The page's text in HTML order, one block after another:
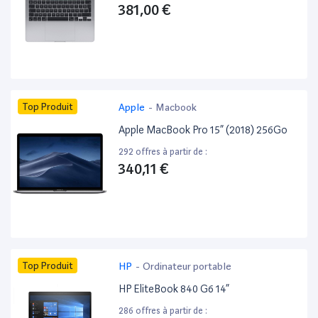
381,00 €
Top Produit Apple - Macbook
Apple MacBook Pro 15” (2018) 256Go
292 offres à partir de :
340,11 €
Top Produit HP - Ordinateur portable
HP EliteBook 840 G6 14”
286 offres à partir de :